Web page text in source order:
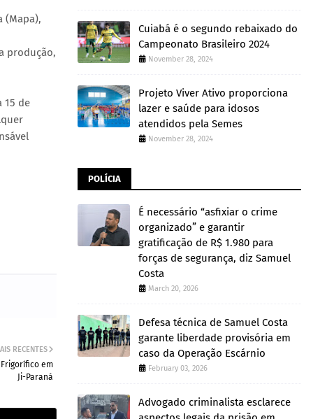
(Mapa),
produção,
15 de
RECENTES
em
Ji-Paraná
Cuiabá é o segundo rebaixado do
Campeonato Brasileiro 2024
November 28, 2024
Projeto Viver Ativo proporciona
lazer e saúde para idosos
atendidos pela Semes
November 28, 2024
POLÍCIA
É necessário “asfixiar o crime
organizado” e garantir
gratificação de R$ 1.980 para
forças de segurança, diz Samuel
Costa
March 20, 2026
Defesa técnica de Samuel Costa
garante liberdade provisória em
caso da Operação Escárnio
February 03, 2026
Advogado criminalista esclarece